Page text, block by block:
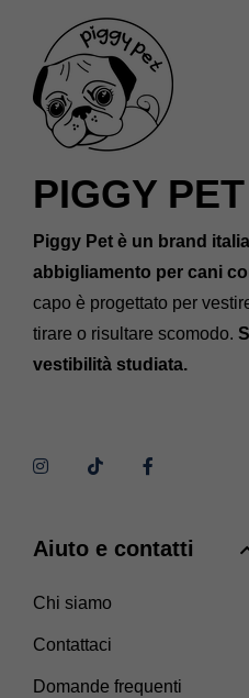
PIGGY PET
Piggy Pet è un brand
abbigliamento per cani
capo è progettato per
tirare o risultare scomodo.
vestibilità studiata.
Aiuto e contatti
Chi siamo
Contattaci
Domande frequenti